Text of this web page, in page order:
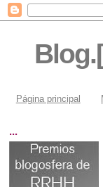
Página principal
...